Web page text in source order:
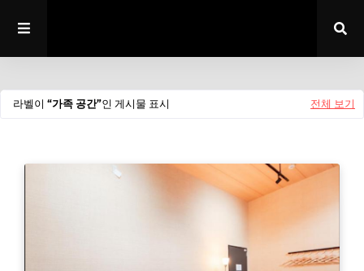
라벨이 가족 공간 인 게시물 표시 전체 보기